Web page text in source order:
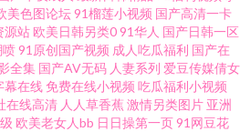
资源 91星空 国产91福利在线 乱色导航 五月
线观看网站大全 大香蕉丝袜伊人 日韩欧美
自拍色色网 91网站不用下载直接观看 成人
美色图论坛91榴莲小视频 国产高清一卡
源站 欧美日韩另类091华人 国产日韩一区
喷91原创国产视频 成人吃瓜福利 国产在
全集 国产AV无码 人妻系列 爱豆传媒倩女
幕在线 免费在线小视频 吃瓜福利小视频
在线高清 人人草香蕉 激情另类图片 亚洲
欧美老女人bb 日日操第一页91网豆花